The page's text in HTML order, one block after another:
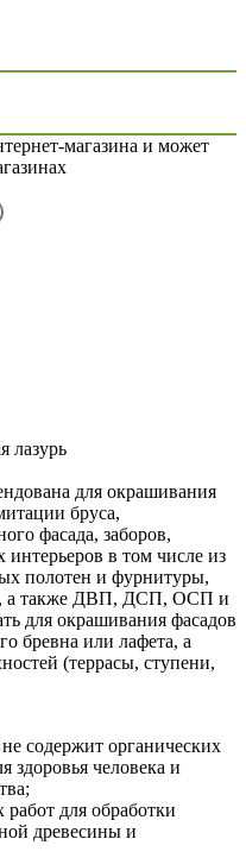
магазина и может
лазурь
для окрашивания
бруса,
фасада, заборов,
в том числе из
полотен и фурнитуры,
а также ДВП, ДСП, ОСП и
для окрашивания фасадов
бревна или лафета, а
(террасы, ступени,
содержит органических
здоровья человека и
для обработки
древесины и